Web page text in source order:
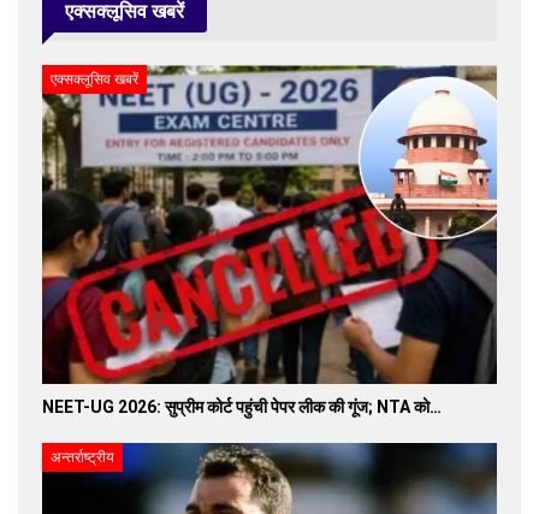
एक्सक्लूसिव खबरें
एक्सक्लूसिव खबरें
NEET-UG 2026: सुप्रीम कोर्ट पहुंची पेपर लीक की गूंज; NTA को…
अन्तर्राष्ट्रीय